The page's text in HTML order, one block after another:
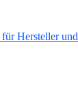
Hersteller